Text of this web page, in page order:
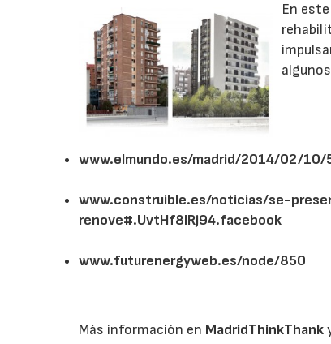
En
www.elmundo.es/madrid/2014/02/
www.construible.es/noticias/se-
renove#.UvtHf8lRj94.facebook
www.futurenergyweb.es/node/850
Más información en MadridThinkThank